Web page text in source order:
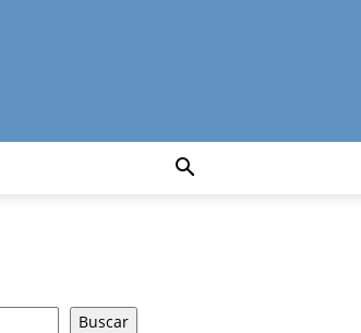
Buscar